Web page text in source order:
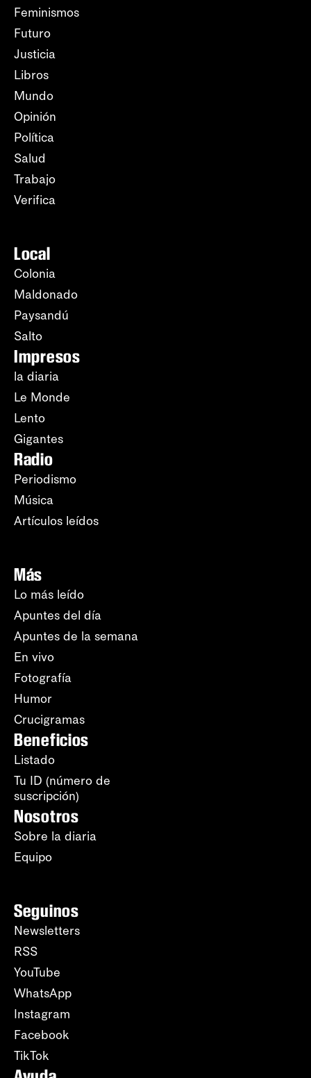
Feminismos
Futuro
Justicia
Libros
Mundo
Opinión
Política
Salud
Trabajo
Verifica
Local
Colonia
Maldonado
Paysandú
Salto
Impresos
la diaria
Le Monde
Lento
Gigantes
Radio
Periodismo
Música
Artículos leídos
Más
Lo más leído
Apuntes del día
Apuntes de la semana
En vivo
Fotografía
Humor
Crucigramas
Beneficios
Listado
Tu ID (número de
suscripción)
Nosotros
Sobre la diaria
Equipo
Seguinos
Newsletters
RSS
YouTube
WhatsApp
Instagram
Facebook
TikTok